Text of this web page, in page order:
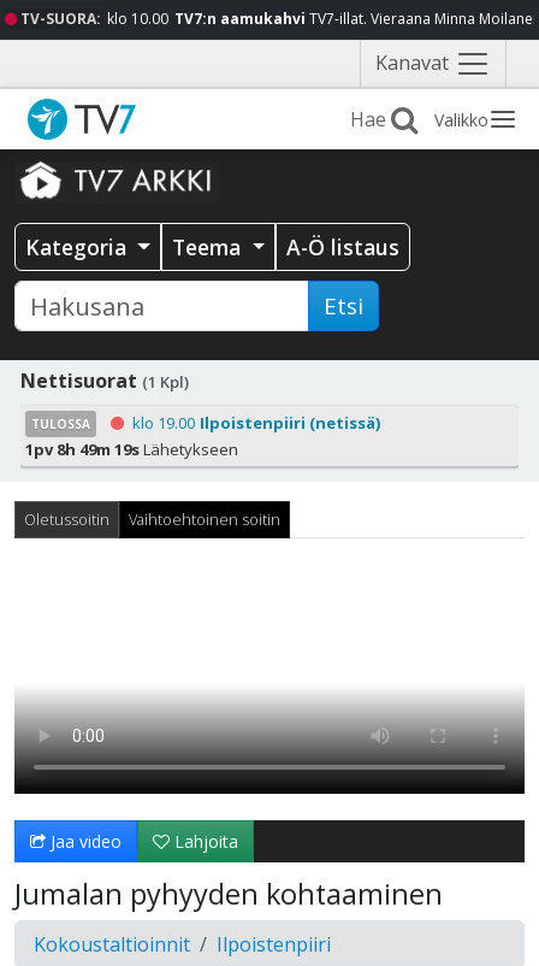
TV-SUORA: klo 10.00 TV7:n aamukahvi TV7-illat. Vieraana Minna
Kanavat Näytä
valikko
Valikko
Kategoria Teema A-Ö listaus
Etsi
Nettisuorat (1 Kpl)
TULOSSA klo 19.00 Ilpoistenpiiri (netissä)
1pv 8h 49m 19sLähetykseen
Oletussoitin Vaihtoehtoinen soitin
Jaa video Lahjoita
Jumalan pyhyyden kohtaaminen
Kokoustaltioinnit Ilpoistenpiiri